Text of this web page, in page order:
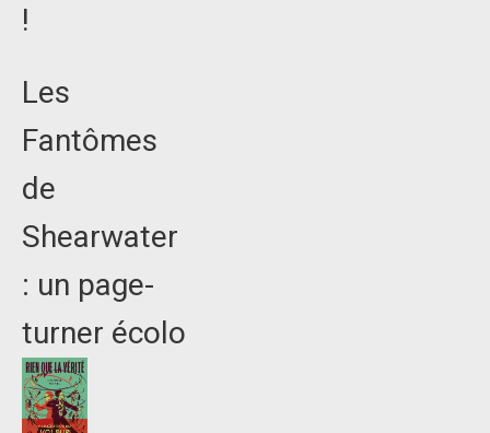
!
Les
Fantômes
de
Shearwater
: un page-
turner écolo